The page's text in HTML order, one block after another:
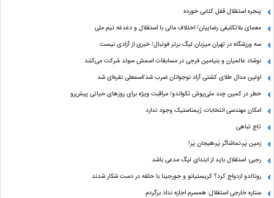
پنجره‌ استقلال قفل کتابی خورده
معمای بلاتکلیفی رضاییان/ اختلاف مالی با استقلال و دغدغه تیم ملی
سه ورزشگاه در تهران میزبان لیگ برتر فوتبال/ خبری از آزادی نیست
نوشاد عالمیان و بنیامین فرجی در مسابقات اسمش سوئد شرکت می‌کنند
اولین مدال طلای کشتی آزاد نوجوانان ضرب شد/اسمعلی نقره‌ای شد
خطر در کمین چند ملی‌پوش تکواندو/ مراقبت ویژه برای روزهای حیاتی پیش‌رو
امکان مهندسی انتخابات ژیمناستیک وجود ندارد
تاج تباهی
زمین پَر،تماشاگر پَر،هیجان پَر!
رجبی: استقلال باید از ابتدای لیگ مدعی باشد
رونالدو ازدواج کرد؟ کریستیانو و جورجینا با حلقه در دست شکار شدند
ستاره خارجی استقلال: همسرم اجازه نداد برگردم